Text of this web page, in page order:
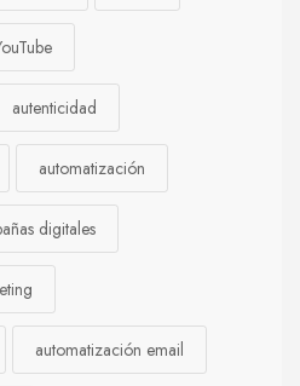
autenticidad
automatización
digitales
automatización email